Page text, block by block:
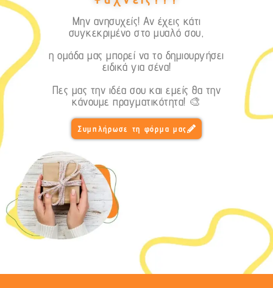
Μην ανησυχείς! Αν έχεις κάτι
συγκεκριμένο στο μυαλό σου,
η ομάδα μας μπορεί να το δημιουργήσει
ειδικά για σένα!
Πες μας την ιδέα σου και εμείς θα την
κάνουμε πραγματικότητα! 🎨
Συμπλήρωσε τη φόρμα μας